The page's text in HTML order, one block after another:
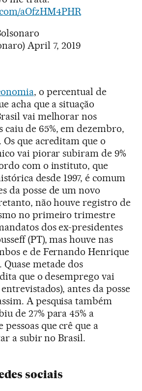
aOfzHM4PHR
April 7, 2019
, o percentual de
acha que a situação
vai melhorar nos
caiu de 65%, em dezembro,
Os que acreditam que o
vai piorar subiram de 9%
com o instituto, que
desde 1997, é comum
da posse de um novo
não houve registro de
no primeiro trimestre
dos ex-presidentes
(PT), mas houve nas
e de Fernando Henrique
Quase metade dos
que o desemprego vai
antes da posse
A pesquisa também
de 27% para 45% a
que crê que a
a subir no Brasil.
sociais